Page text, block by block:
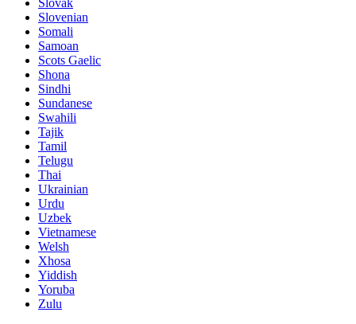
Slovenian
Somali
Samoan
Scots Gaelic
Shona
Sindhi
Sundanese
Swahili
Tajik
Tamil
Telugu
Thai
Ukrainian
Urdu
Uzbek
Vietnamese
Welsh
Xhosa
Yiddish
Yoruba
Zulu